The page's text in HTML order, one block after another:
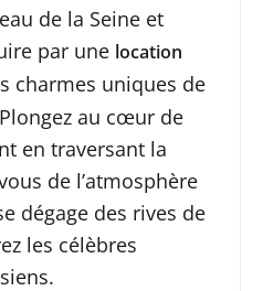
de la Seine et
par une location
charmes uniques de
au cœur de
en traversant la
de l’atmosphère
dégage des rives de
les célèbres